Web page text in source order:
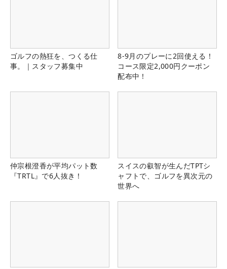
ゴルフの熱狂を、つくる仕
事。｜スタッフ募集中
8-9月のプレーに2回使える！
コース限定2,000円クーポン
配布中！
仲宗根澄香が平均パット数
『TRTL』で6人抜き！
スイスの叡智が生んだTPTシ
ャフトで、ゴルフを異次元の
世界へ